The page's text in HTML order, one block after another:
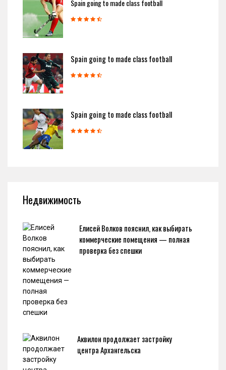
Spain going to made class football
Spain going to made class football
Spain going to made class football
Недвижимость
Елисей Волков пояснил, как выбирать
коммерческие помещения — полная
проверка без спешки
Аквилон продолжает застройку
центра Архангельска